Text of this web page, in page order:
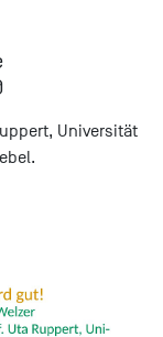
Universität